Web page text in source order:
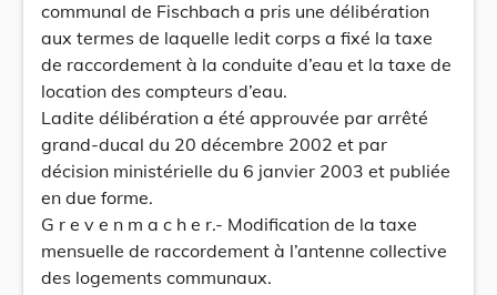
communal de Fischbach a pris une délibération
aux termes de laquelle ledit corps a fixé la taxe
de raccordement à la conduite d’eau et la taxe de
location des compteurs d’eau.
Ladite délibération a été approuvée par arrêté
grand-ducal du 20 décembre 2002 et par
décision ministérielle du 6 janvier 2003 et publiée
en due forme.
G r e v e n m a c h e r.- Modification de la taxe
mensuelle de raccordement à l’antenne collective
des logements communaux.